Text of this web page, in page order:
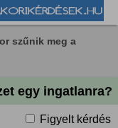
szűnik meg a
egy ingatlanra?
Figyelt kérdés